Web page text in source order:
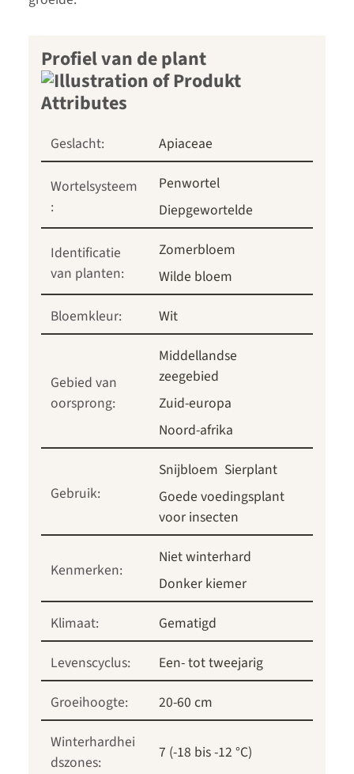
Profiel van de plant
Geslacht: Apiaceae
Wortelsysteem
:
Penwortel
Diepgewortelde
Identificatie
van planten:
Zomerbloem
Wilde bloem
Bloemkleur:
Wit
Gebied van
oorsprong:
Middellandse
zeegebied
Zuid-europa
Noord-afrika
Gebruik:
Snijbloem Sierplant
Goede voedingsplant
voor insecten
Kenmerken:
Niet winterhard
Donker kiemer
Klimaat:
Gematigd
Levenscyclus:
Een- tot tweejarig
Groeihoogte:
20-60 cm
Winterhardhei
dszones:
7 (-18 bis -12 °C)